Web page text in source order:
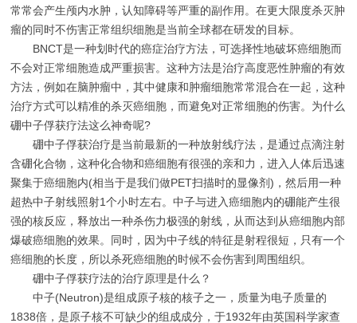
常常会产生颅内水肿，认知障碍等严重的副作用。在更大限度杀灭肿
瘤的同时不伤害正常组织细胞是当前全球都在研发的目标。
BNCT是一种划时代的癌症治疗方法，可选择性地破坏癌细胞而
不会对正常细胞造成严重损害。这种方法是治疗高度恶性肿瘤的有效
方法，例如在脑肿瘤中，其中健康和肿瘤细胞常常混合在一起，这种
治疗方式可以精准的杀灭癌细胞，而避免对正常细胞的伤害。为什么
硼中子俘获疗法这么神奇呢?
硼中子俘获治疗是当前最新的一种放射线疗法，是通过点滴注射
含硼化合物，这种化合物和癌细胞有很强的亲和力，进入人体后迅速
聚集于癌细胞内(相当于是我们做PET扫描时的显像剂)，然后用一种
超热中子射线照射1个小时左右。中子与进入癌细胞内的硼能产生很
强的核反应，释放出一种杀伤力极强的射线，从而达到从癌细胞内部
爆破癌细胞的效果。同时，因为中子线的特征是射程很短，只有一个
癌细胞的长度，所以杀死癌细胞的时候不会伤害到周围组织。
硼中子俘获疗法的治疗原理是什么？
中子(Neutron)是组成原子核的核子之一，质量为电子质量的
1838倍，是原子核不可缺少的组成成分，于1932年由英国科学家查